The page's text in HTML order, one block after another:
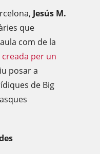
Jesús M.
que
com de la
creada per un
posar a
de Big